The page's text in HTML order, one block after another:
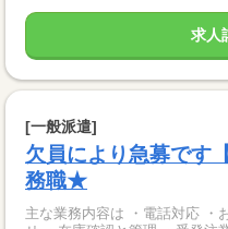
求人
[一般派遣]
欠員により急募です
務職★
主な業務内容は ・電話対応 ・